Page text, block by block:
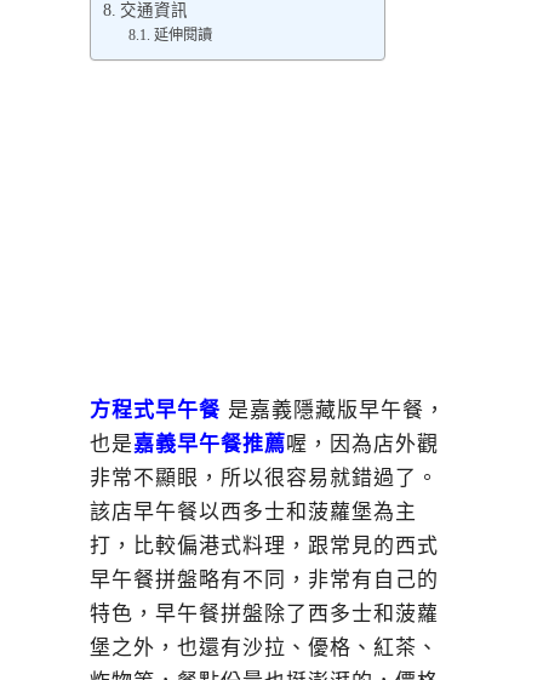
交通資訊
延伸閱讀
方程式早午餐 是嘉義隱藏版早午餐，
也是嘉義早午餐推薦喔，因為店外觀
非常不顯眼，所以很容易就錯過了。
該店早午餐以西多士和菠蘿堡為主
打，比較偏港式料理，跟常見的西式
早午餐拼盤略有不同，非常有自己的
特色，早午餐拼盤除了西多士和菠蘿
堡之外，也還有沙拉、優格、紅茶、